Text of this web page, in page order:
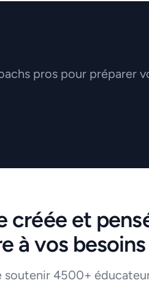
pros pour préparer
créée et
à vos besoins
soutenir 4500+